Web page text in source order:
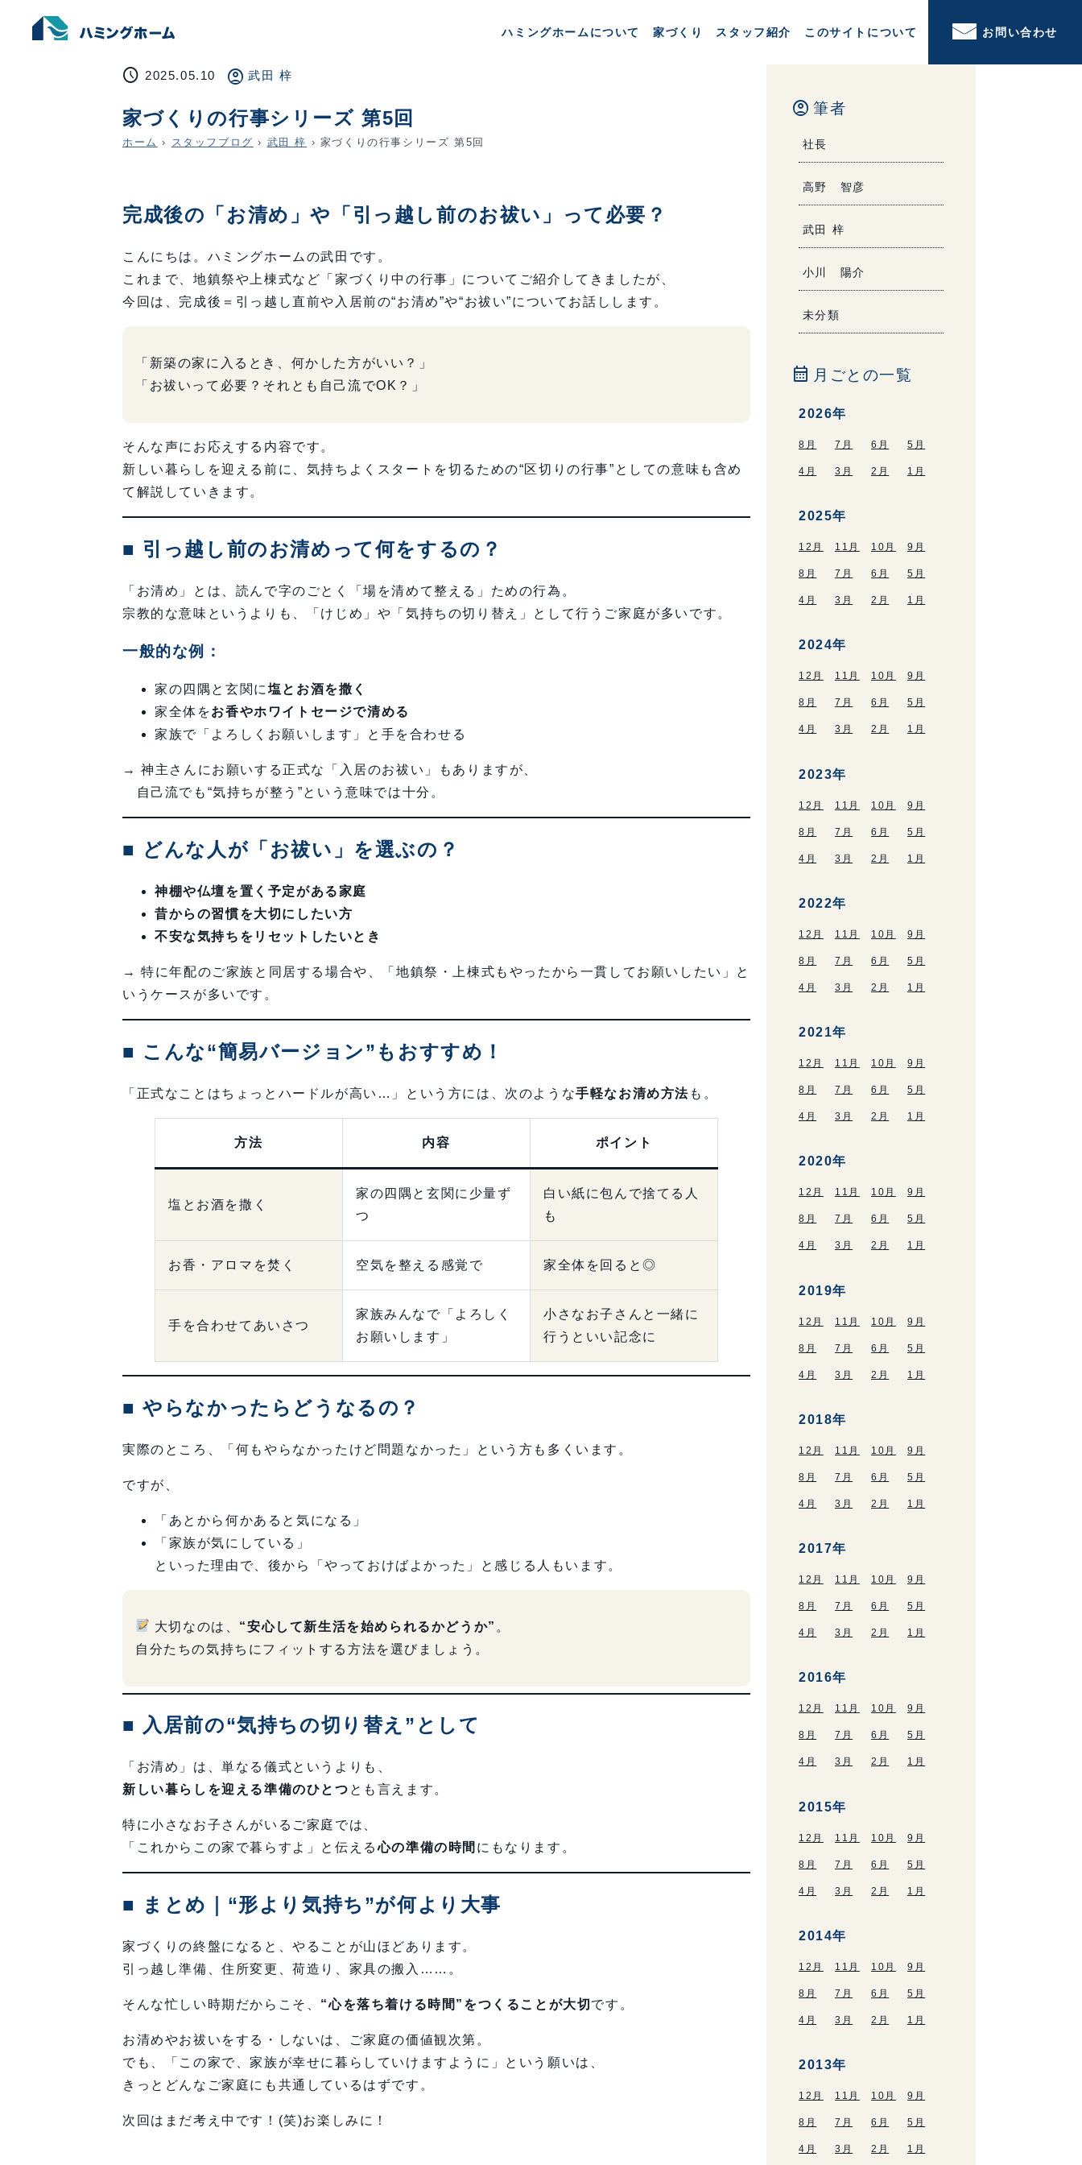
ハミングホームについて 家づくり スタッフ紹介 このサイトについて お問い合わせ
schedule 2025.05.10 account_circle 武田 梓
家づくりの行事シリーズ 第5回
ホーム › スタッフブログ › 武田 梓 › 家づくりの行事シリーズ 第5回
完成後の「お清め」や「引っ越し前のお祓い」って必要？
こんにちは。ハミングホームの武田です。
これまで、地鎮祭や上棟式など「家づくり中の行事」についてご紹介してきましたが、
今回は、完成後＝引っ越し直前や入居前の“お清め”や“お祓い”についてお話しします。
「新築の家に入るとき、何かした方がいい？」
「お祓いって必要？それとも自己流でOK？」
そんな声にお応えする内容です。
新しい暮らしを迎える前に、気持ちよくスタートを切るための“区切りの行事”としての意味も含め
て解説していきます。
■ 引っ越し前のお清めって何をするの？
「お清め」とは、読んで字のごとく「場を清めて整える」ための行為。
宗教的な意味というよりも、「けじめ」や「気持ちの切り替え」として行うご家庭が多いです。
一般的な例：
家の四隅と玄関に 塩とお酒を撒く
家全体をお香やホワイトセージで清める
家族で「よろしくお願いします」と手を合わせる
→ 神主さんにお願いする正式な「入居のお祓い」もありますが、
自己流でも“気持ちが整う”という意味では十分。
■ どんな人が「お祓い」を選ぶの？
神棚や仏壇を置く予定がある家庭
昔からの習慣を大切にしたい方
不安な気持ちをリセットしたいとき
→ 特に年配のご家族と同居する場合や、「地鎮祭・上棟式もやったから一貫してお願いしたい」と
いうケースが多いです。
■ こんな“簡易バージョン”もおすすめ！
「正式なことはちょっとハードルが高い…」という方には、次のような手軽なお清め方法 も。
方法 内容 ポイント
塩とお酒を撒く
家の四隅と玄関に少量ず
つ
白い紙に包んで捨てる人
も
お香・アロマを焚く 空気を整える感覚で 家全体を回ると◎
手を合わせてあいさつ
家族みんなで「よろしく
お願いします」
小さなお子さんと一緒に
行うといい記念に
■ やらなかったらどうなるの？
実際のところ、「何もやらなかったけど問題なかった」という方も多くいます。
ですが、
「あとから何かあると気になる」
「家族が気にしている」
といった理由で、後から「やっておけばよかった」と感じる人もいます。
大切なのは、 “安心して新生活を始められるかどうか” 。
自分たちの気持ちにフィットする方法を選びましょう。
■ 入居前の“気持ちの切り替え”として
「お清め」は、単なる儀式というよりも、
新しい暮らしを迎える準備のひとつ とも言えます。
特に小さなお子さんがいるご家庭では、
「これからこの家で暮らすよ」と伝える心の準備の時間 にもなります。
■ まとめ｜“形より気持ち”が何より大事
家づくりの終盤になると、やることが山ほどあります。
引っ越し準備、住所変更、荷造り、家具の搬入……。
そんな忙しい時期だからこそ、 “心を落ち着ける時間”をつくることが大切 です。
お清めやお祓いをする・しないは、ご家庭の価値観次第。
でも、「この家で、家族が幸せに暮らしていけますように」という願いは、
きっとどんなご家庭にも共通しているはずです。
次回はまだ考え中です！(笑)お楽しみに！
account_circle 筆者
社長
高野 智彦
武田 梓
小川 陽介
未分類
calendar_month 月ごとの一覧
2026年
8月 7月 6月 5月
4月 3月 2月 1月
2025年
12月 11月 10月 9月
8月 7月 6月 5月
4月 3月 2月 1月
2024年
12月 11月 10月 9月
8月 7月 6月 5月
4月 3月 2月 1月
2023年
12月 11月 10月 9月
8月 7月 6月 5月
4月 3月 2月 1月
2022年
12月 11月 10月 9月
8月 7月 6月 5月
4月 3月 2月 1月
2021年
12月 11月 10月 9月
8月 7月 6月 5月
4月 3月 2月 1月
2020年
12月 11月 10月 9月
8月 7月 6月 5月
4月 3月 2月 1月
2019年
12月 11月 10月 9月
8月 7月 6月 5月
4月 3月 2月 1月
2018年
12月 11月 10月 9月
8月 7月 6月 5月
4月 3月 2月 1月
2017年
12月 11月 10月 9月
8月 7月 6月 5月
4月 3月 2月 1月
2016年
12月 11月 10月 9月
8月 7月 6月 5月
4月 3月 2月 1月
2015年
12月 11月 10月 9月
8月 7月 6月 5月
4月 3月 2月 1月
2014年
12月 11月 10月 9月
8月 7月 6月 5月
4月 3月 2月 1月
2013年
12月 11月 10月 9月
8月 7月 6月 5月
4月 3月 2月 1月